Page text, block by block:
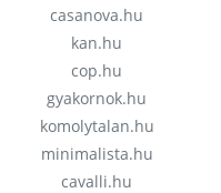
casanova.hu
kan.hu
cop.hu
gyakornok.hu
komolytalan.hu
minimalista.hu
cavalli.hu